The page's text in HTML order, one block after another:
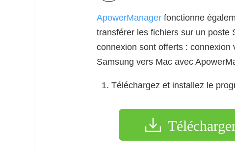
ApowerManager fonctionne
transférer les fichiers sur un poste
connexion sont offerts :
Samsung vers Mac avec
Téléchargez et installez le